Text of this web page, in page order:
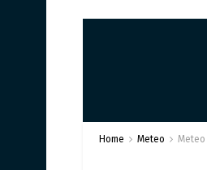
Home Meteo Meteo